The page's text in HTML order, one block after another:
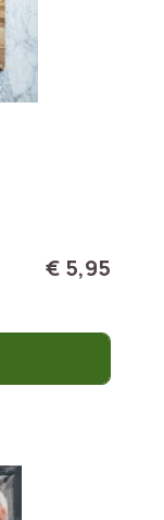
€ 5,95